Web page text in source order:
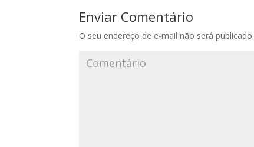
Enviar Comentário
O seu endereço de e-mail não será publicado.